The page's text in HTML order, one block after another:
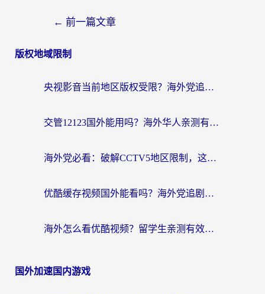
← 前一篇文章
版权地域限制
央视影音当前地区版权受限？海外党追剧看片的终极解决方案来了
交管12123国外能用吗？海外华人亲测有效的回国加速器选择指南
海外党必看：破解CCTV5地区限制，这样看欧洲杯奥运直播才够爽！
优酷缓存视频国外能看吗？海外党追剧看片的终极解决方案来了
海外怎么看优酷视频？留学生亲测有效的回国加速器选择指南
国外加速国内游戏